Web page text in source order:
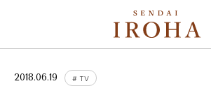
2018.06.19 # TV